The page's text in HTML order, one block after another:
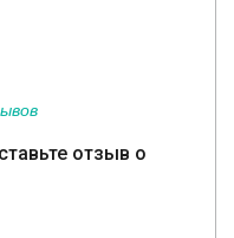
отзыв о